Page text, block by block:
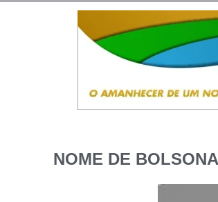
NOME DE